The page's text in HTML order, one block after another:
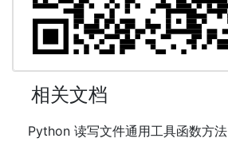
相关文档
Python 读写文件通用工具函数方法